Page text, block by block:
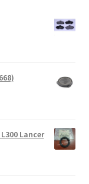
Lancer